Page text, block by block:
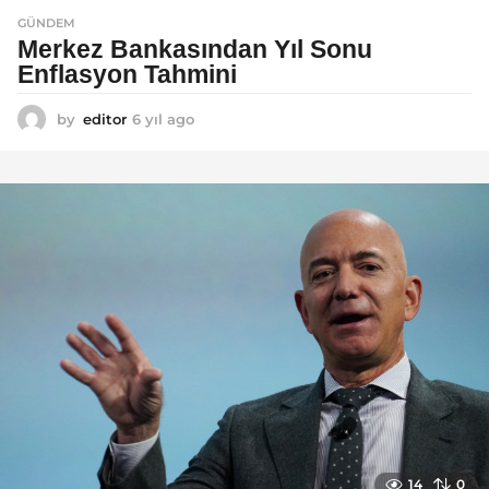
GÜNDEM
Merkez Bankasından Yıl Sonu
Enflasyon Tahmini
by editor 6 yıl ago
l
14 0